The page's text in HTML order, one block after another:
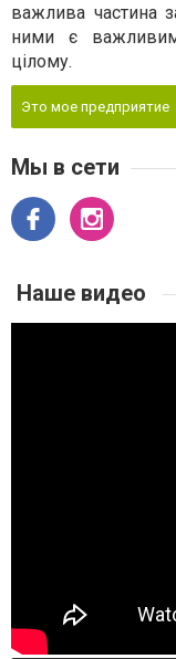
важлива частина
ними є
цілому.
Это мое предприятие
Мы в сети
Наше видео